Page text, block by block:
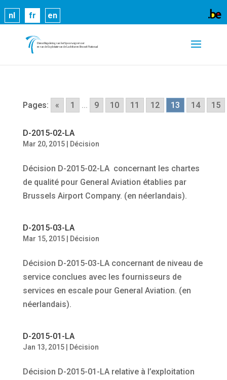
nl fr en
Pages: « 1 ... 9 10 11 12 13 14 15
D-2015-02-LA
Mar 20, 2015| Décision
Décision D-2015-02-LA concernant les chartes
de qualité pour General Aviation établies par
Brussels Airport Company. (en néerlandais).
D-2015-03-LA
Mar 15, 2015| Décision
Décision D-2015-03-LA concernant de niveau de
service conclues avec les fournisseurs de
services en escale pour General Aviation. (en
néerlandais).
D-2015-01-LA
Jan 13, 2015| Décision
Décision D-2015-01-LA relative à l’exploitation
Les cookies nous permettent de vous proposer nos
services plus facilement. En utilisant nos services,
vous nous donnez expressément votre accord pour
exploiter ces cookies.